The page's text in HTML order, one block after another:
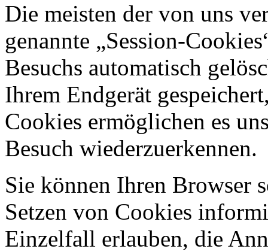
Die meisten der von uns
genannte „Session-
Besuchs automatisch
Ihrem Endgerät
Cookies ermöglichen es
Besuch wiederzuerkennen.
Sie können Ihren Browser
Setzen von Cookies
Einzelfall erlauben, die